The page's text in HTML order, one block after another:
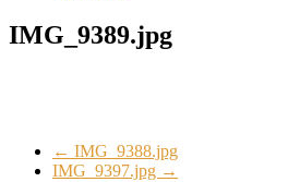
IMG_9389.jpg
← IMG_9388.jpg
IMG_9397.jpg →